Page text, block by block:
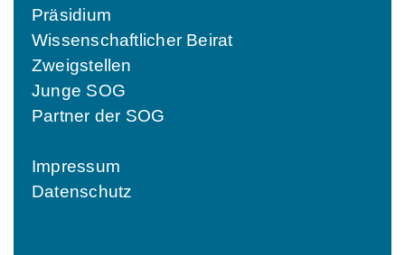
Präsidium
Wissenschaftlicher Beirat
Zweigstellen
Junge SOG
Partner der SOG
Impressum
Datenschutz